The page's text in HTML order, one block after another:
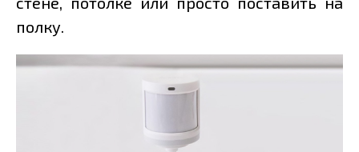
полку.